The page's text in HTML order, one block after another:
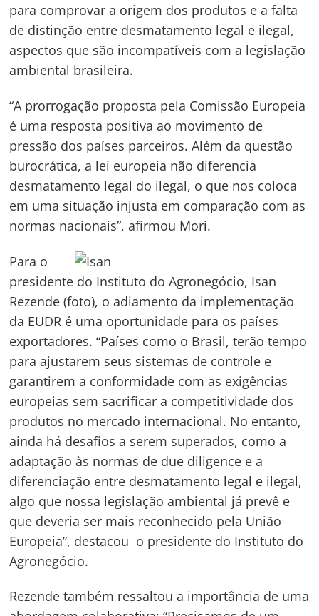
para comprovar a origem dos produtos e a falta
de distinção entre desmatamento legal e ilegal,
aspectos que são incompatíveis com a legislação
ambiental brasileira.
“A prorrogação proposta pela Comissão Europeia
é uma resposta positiva ao movimento de
pressão dos países parceiros. Além da questão
burocrática, a lei europeia não diferencia
desmatamento legal do ilegal, o que nos coloca
em uma situação injusta em comparação com as
normas nacionais”, afirmou Mori.
Para o
presidente do Instituto do Agronegócio, Isan
Rezende (foto), o adiamento da implementação
da EUDR é uma oportunidade para os países
exportadores. “Países como o Brasil, terão tempo
para ajustarem seus sistemas de controle e
garantirem a conformidade com as exigências
europeias sem sacrificar a competitividade dos
produtos no mercado internacional. No entanto,
ainda há desafios a serem superados, como a
adaptação às normas de due diligence e a
diferenciação entre desmatamento legal e ilegal,
algo que nossa legislação ambiental já prevê e
que deveria ser mais reconhecido pela União
Europeia”, destacou o presidente do Instituto do
Agronegócio.
Rezende também ressaltou a importância de uma